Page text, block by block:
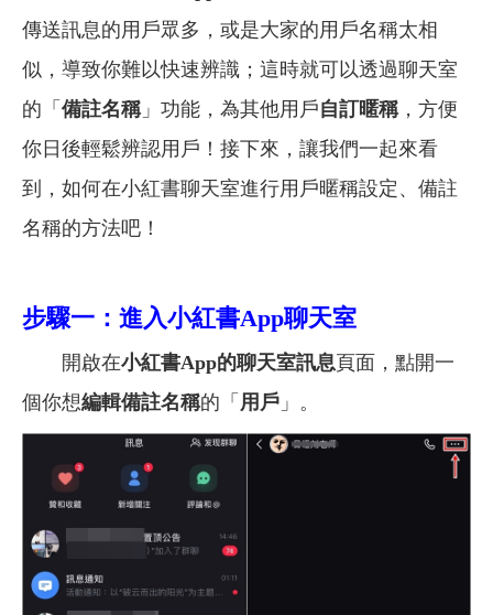
傳送訊息的用戶眾多，或是大家的用戶名稱太相
似，導致你難以快速辨識；這時就可以透過聊天室
的「 備註名稱」功能，為其他用戶自訂暱稱，方便
你日後輕鬆辨認用戶！接下來，讓我們一起來看
到，如何在小紅書聊天室進行用戶暱稱設定、備註
名稱的方法吧！
步驟一：進入小紅書App聊天室
開啟在小紅書App的聊天室訊息頁面，點開一
個你想編輯備註名稱的「 用戶 」。